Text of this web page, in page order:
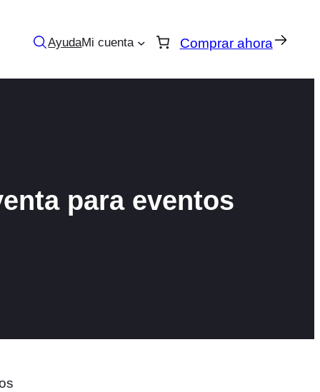
AyudaMi cuenta Comprar ahora
para eventos